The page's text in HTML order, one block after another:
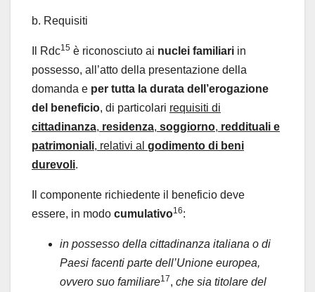
b. Requisiti
Il Rdc15 è riconosciuto ai nuclei familiari in
possesso, all’atto della presentazione della
domanda e per tutta la durata dell’erogazione
del beneficio, di particolari requisiti di
cittadinanza, residenza, soggiorno, reddituali e
patrimoniali, relativi al godimento di beni
durevoli.
Il componente richiedente il beneficio deve
essere, in modo cumulativo16:
in possesso della cittadinanza italiana o di
Paesi facenti parte dell’Unione europea,
ovvero suo familiare17, che sia titolare del